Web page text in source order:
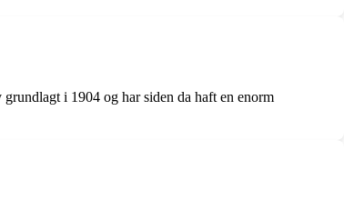
i 1904 og har siden da haft en enorm